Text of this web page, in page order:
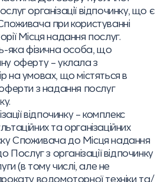
організації відпочинку, що є
при користуванні
Місця надання послуг.
яка фізична особа, що
оферту – уклала з
на умовах, що містяться в
з надання послуг
відпочинку – комплекс
та організаційних
Споживача до Місця надання
Послуг з організації відпочинку
(в тому числі, але не
водомоторної техніки та/